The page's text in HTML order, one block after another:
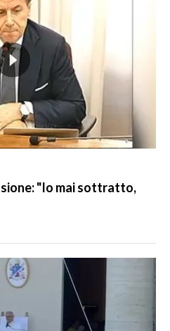
"Io mai sottratto,